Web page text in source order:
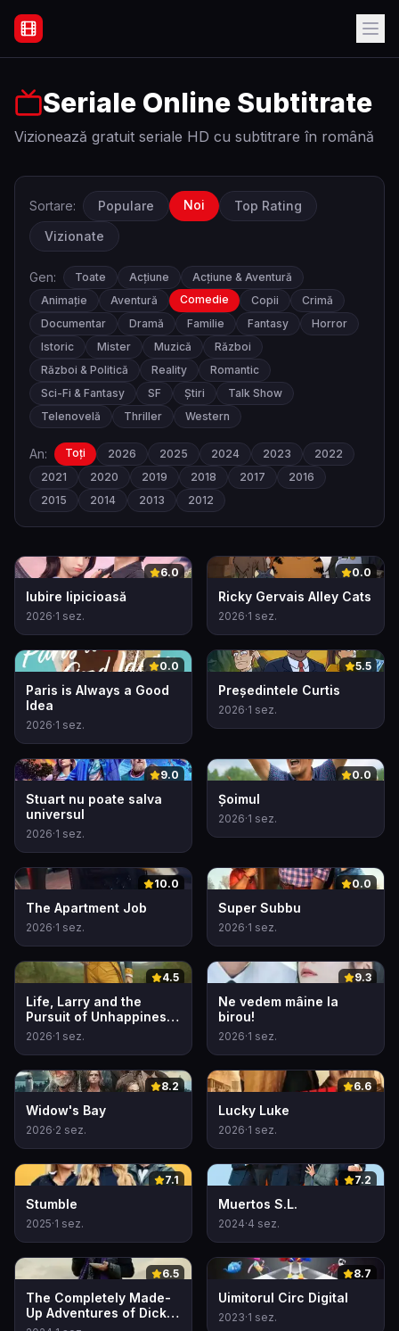
Filme Online Subtitrate - Acasă
Seriale Online Subtitrate
Vizionează gratuit seriale HD cu subtitrare în română
Sortare: Populare Noi
Top Rating
Vizionate
Gen: Toate Acțiune
Acțiune & Aventură
Animație
Aventură Comedie Copii
Crimă
Documentar
Dramă Familie Fantasy
Horror
Istoric
Mister Muzică
Război
Război & Politică
Reality
Romantic
Sci-Fi & Fantasy
SF Știri
Talk Show
Telenovelă
Thriller Western
An: Toți 2026 2025 2024 2023
2022
2021
2020 2019 2018 2017
2016
2015
2014 2013 2012
0 6.0
Iubire lipicioasă
2026·1 sez.
0 0.0
Ricky Gervais Alley Cats
2026·1 sez.
0 0.0
Paris is Always a Good
Idea
2026·1 sez.
0 5.5
Președintele Curtis
2026·1 sez.
0 9.0
Stuart nu poate salva
universul
2026·1 sez.
0 0.0
Șoimul
2026·1 sez.
0 10.0
The Apartment Job
2026·1 sez.
0 0.0
Super Subbu
2026·1 sez.
0 4.5
Life, Larry and the
Pursuit of Unhappiness:
An almost History of
2026·1 sez.
0 9.3
Ne vedem mâine la
birou!
2026·1 sez.
0 8.2
Widow's Bay
2026·2 sez.
0 6.6
Lucky Luke
2026·1 sez.
0 7.1
Stumble
2025·1 sez.
0 7.2
Muertos S.L.
2024·4 sez.
0 6.5
The Completely Made-
Up Adventures of Dick
Turpin
0 8.7
Uimitorul Circ Digital
2023·1 sez.